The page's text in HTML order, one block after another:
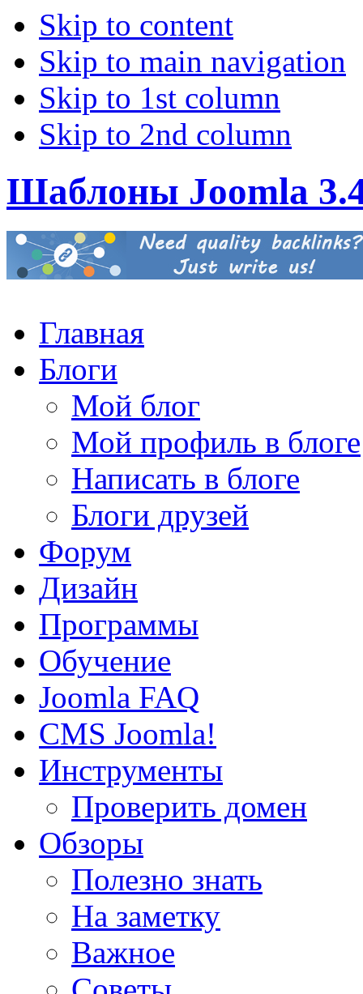
Skip to content
Skip to main navigation
Skip to 1st column
Skip to 2nd column
Шаблоны Joomla
Главная
Блоги
Мой блог
Мой профиль в блоге
Написать в блоге
Блоги друзей
Форум
Дизайн
Программы
Обучение
Joomla FAQ
CMS Joomla!
Инструменты
Проверить домен
Обзоры
Полезно знать
На заметку
Важное